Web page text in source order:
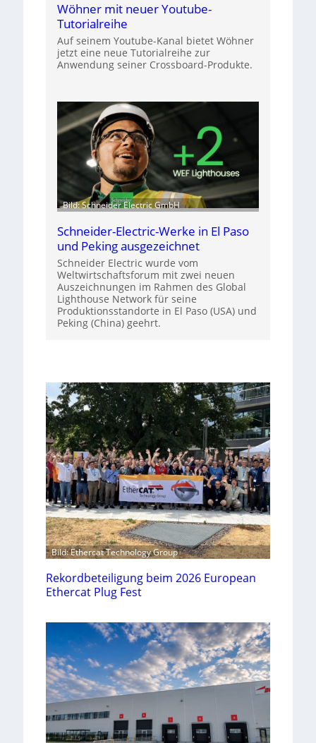
Wöhner mit neuer Youtube-
Tutorialreihe
Auf seinem Youtube-Kanal bietet Wöhner
jetzt eine neue Tutorialreihe zur
Anwendung seiner Crossboard-Produkte.
Bild: Schneider Electric GmbH
Schneider-Electric-Werke in El Paso
und Peking ausgezeichnet
Schneider Electric wurde vom
Weltwirtschaftsforum mit zwei neuen
Auszeichnungen im Rahmen des Global
Lighthouse Network für seine
Produktionsstandorte in El Paso (USA) und
Peking (China) geehrt.
Bild: Ethercat Technology Group
Rekordbeteiligung beim 2026 European
Ethercat Plug Fest